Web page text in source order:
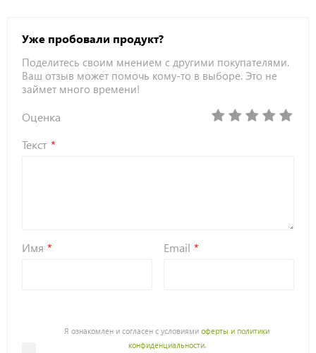
Уже пробовали продукт?
Поделитесь своим мнением с другими покупателями.
Ваш отзыв может помочь кому-то в выборе. Это не
займет много времени!
Оценка
Текст
Имя Email
Я ознакомлен и согласен с условиямиоферты и политики
конфиденциальности.